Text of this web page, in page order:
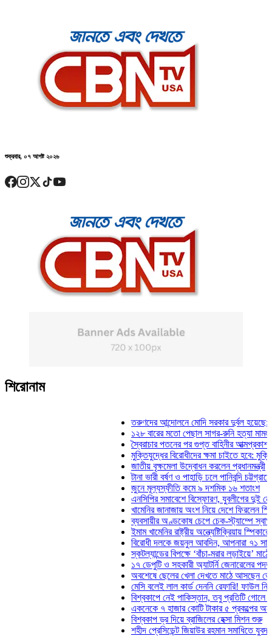
শুক্রবার, ০৭ আগষ্ট ২০২৬
শিরোনাম
তরুণদের আন্দোলনে মোদি সরকার দুর্বল হয়েছে:
১২৮ বারের মতো পেছাল সাগর-রুনি হত্যা মামলার
স্বৈরাচার পতনের পর গুপ্ত বাহিনীর আত্মপ্রকাশ:
মুক্তিযুদ্ধের বিরোধীদের ক্ষমা চাইতে হবে:
জাতীয় বৃক্ষমেলা উদ্বোধন করলেন প্রধানমন্ত্রী
টানা ভারী বর্ষণ ও পাহাড়ি ঢলে পানিবন্দি চট্টগ্রামে
জুনে মূল্যস্ফীতি কমে ৯ দশমিক ১৬ শতাংশ
এনসিপির সমাবেশে বিস্ফোরণ, যুবলীগের দুই
খামেনির জানাজায় অংশ নিয়ে দেশে ফিরলেন স্পিকার
ব্যবসায়ীর অণ্ডকোষ চেপে চেক-স্ট্যাম্পে স্বাক্ষর
ইমাম খামেনির রাষ্ট্রীয় অন্ত্যেষ্টিক্রিয়ায় স্পিকারের
বিরোধী দলকে জয়নুল আবদিন, আপনারা ৭১ সালে
স্কটল্যান্ডের বিপক্ষে ‘বাঁচা-মরার লড়াইয়ে’ মাঠে
১৭ ডেপুটি ও সহকারী অ্যাটর্নি জেনারেলের পদত্যাগ
অবশেষে ছেলের খেলা দেখতে মাঠে আসছেন
মেসি বলেই লাল কার্ড দেননি রেফারি! ফাউল নিয়ে
বিশ্বকাপে নেই পাকিস্তান, তবু প্রতিটি গোলে থাকবে
একনেকে ৭ হাজার কোটি টাকার ৫ প্রকল্পের অনুমোদন
বিশ্বকাপ ড্র দিয়ে ব্রাজিলের হেক্সা মিশন শুরু
শহীদ প্রেসিডেন্ট জিয়াউর রহমান সমাধিতে যুবদলের